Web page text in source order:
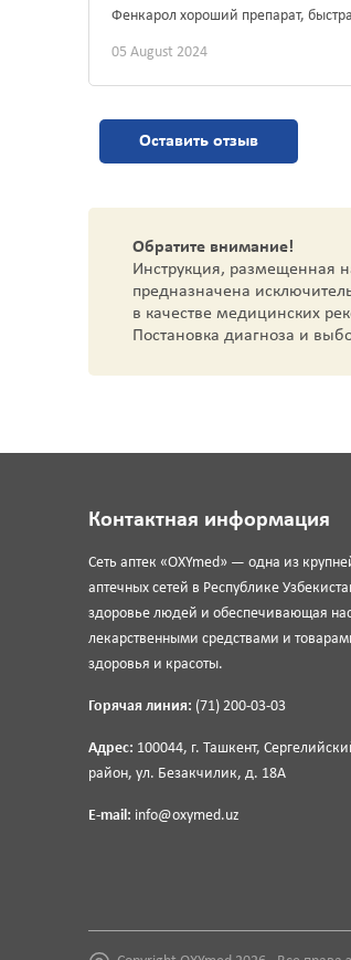
Фенкарол хороший препарат,
05 August 2024
Оставить отзыв
Обратите внимание!
Инструкция, размещенная
предназначена
в качестве медицинских
Постановка диагноза и
Контактная информация
Сеть аптек «OXYmed» — одна из
аптечных сетей в Республике
здоровье людей и обеспечивающая
лекарственными средствами и
здоровья и красоты.
Горячая линия: (71) 200-03-03
Адрес: 100044, г. Ташкент,
район, ул. Безакчилик, д. 18А
E-mail: info@oxymed.uz